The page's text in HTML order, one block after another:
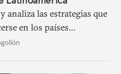
analiza las estrategias que
en los países
a México, Brasil,